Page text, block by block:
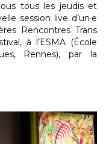
tous les jeudis et
session live d’un·e
Rencontres Trans
à l’ESMA (École
Rennes), par la